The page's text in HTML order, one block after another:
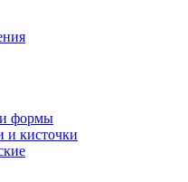
и формы
и кисточки